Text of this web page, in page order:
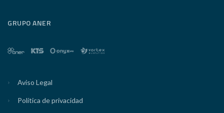
GRUPO ANER
Aviso Legal
Política de privacidad